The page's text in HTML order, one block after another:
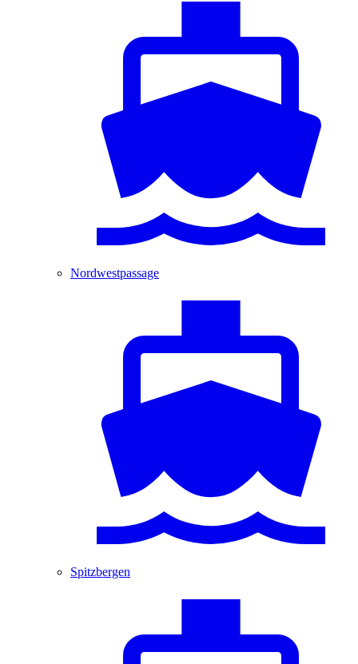
Nordwestpassage
Spitzbergen